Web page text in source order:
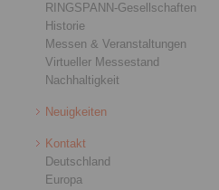
RINGSPANN-Gesellschaften
Historie
Messen & Veranstaltungen
Virtueller Messestand
Nachhaltigkeit
Neuigkeiten
Kontakt
Deutschland
Europa